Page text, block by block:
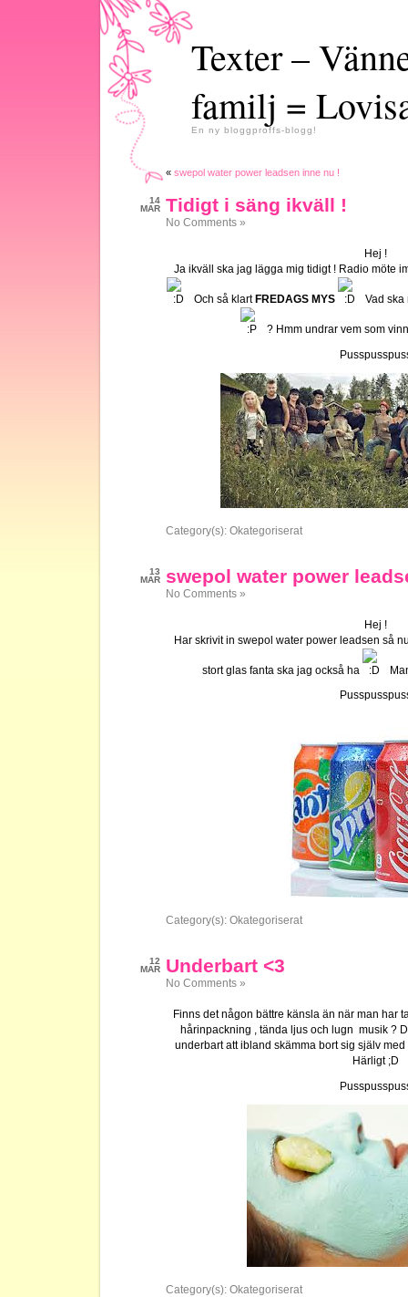
Texter –
familj =
En ny bloggproffs-blogg!
« swepol water power leadsen inne nu !
14
MAR Tidigt i säng ikväll !
No Comments »
Hej !
Ja ikväll ska jag lägga mig tidigt ! Radio möte
Och så klartFREDAGS MYS Vad ska
? Hmm undrar vem som
Category(s): Okategoriserat
13
MAR
swepol water power
No Comments »
Hej !
Har skrivit in swepol water power leadsen så
stort glas fanta ska jag också ha
Category(s): Okategoriserat
12
MAR
Underbart <3
No Comments »
Finns det någon bättre känsla än när man har
hårinpackning , tända ljus och lugn musik ?
underbart att ibland skämma bort sig själv
Härligt ;D
Category(s): Okategoriserat